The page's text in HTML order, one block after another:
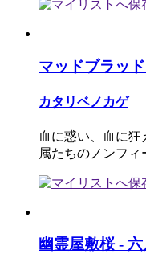
マッドブラッ
カタリベノカゲ
血に惑い、血に
属たちのノンフィ
幽霊屋敷桜 -